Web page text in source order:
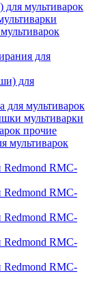
мультиварок
для
для
для мультиварок
мультиварки
прочие
мультиварок
Redmond RMC-
Redmond RMC-
Redmond RMC-
Redmond RMC-
Redmond RMC-